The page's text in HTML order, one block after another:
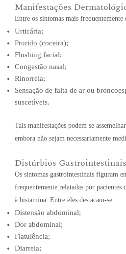
Manifestações
Entre os sintomas mais frequentemente
Urticária;
Prurido (coceira);
Flushing facial;
Congestão nasal;
Rinorreia;
Sensação de falta de ar ou
suscetíveis.
Tais manifestações podem se
embora não sejam necessariamente
Distúrbios Gastrointestinais
Os sintomas gastrointestinais figuram
frequentemente relatadas por pacientes
à histamina. Entre eles destacam-se:
Distensão abdominal;
Dor abdominal;
Flatulência;
Diarreia;